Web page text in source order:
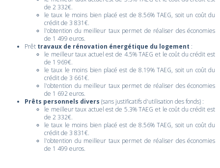
de 2 332€.
le taux le moins bien placé est de 8.56% TAEG, soit un coût du
crédit de 3 831€.
l'obtention du meilleur taux permet de réaliser des économies
de 1 499 euros.
Prêt travaux de rénovation énergétique du logement :
le meilleur taux actuel est de 4.5% TAEG et le coût du crédit est
de 1 969€.
le taux le moins bien placé est de 8.19% TAEG, soit un coût du
crédit de 3 661€.
l'obtention du meilleur taux permet de réaliser des économies
de 1 692 euros.
Prêts personnels divers (sans justificatifs d'utilisation des fonds) :
le meilleur taux actuel est de 5.3% TAEG et le coût du crédit est
de 2 332€.
le taux le moins bien placé est de 8.56% TAEG, soit un coût du
crédit de 3 831€.
l'obtention du meilleur taux permet de réaliser des économies
de 1 499 euros.